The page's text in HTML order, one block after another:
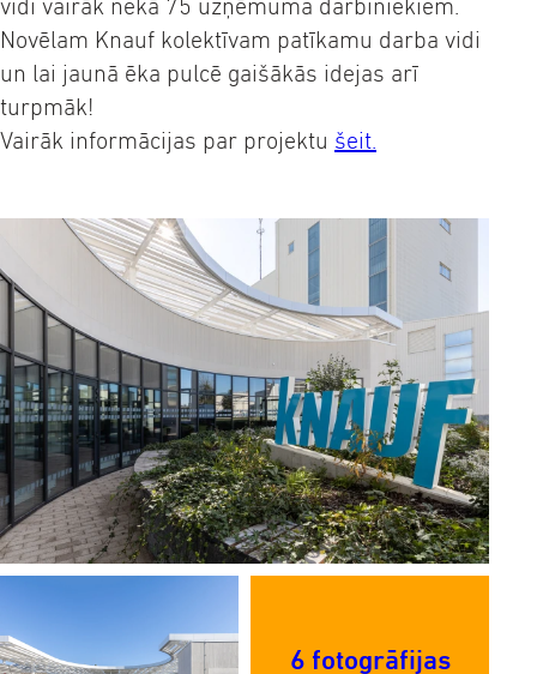
vidi vairāk nekā 75 uzņēmuma darbiniekiem.
Novēlam Knauf kolektīvam patīkamu darba vidi
un lai jaunā ēka pulcē gaišākās idejas arī
turpmāk!
Vairāk informācijas par projektu šeit.
6 fotogrāfijas